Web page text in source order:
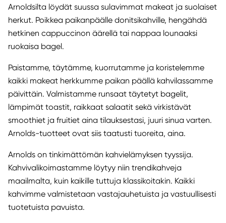
Arnoldsilta löydät suussa sulavimmat makeat ja suolaiset
herkut. Poikkea paikanpäälle donitsikahville, hengähdä
hetkinen cappuccinon äärellä tai nappaa lounaaksi
ruokaisa bagel.
Paistamme, täytämme, kuorrutamme ja koristelemme
kaikki makeat herkkumme paikan päällä kahvilassamme
päivittäin. Valmistamme runsaat täytetyt bagelit,
lämpimät toastit, raikkaat salaatit sekä virkistävät
smoothiet ja fruitiet aina tilauksestasi, juuri sinua varten.
Arnolds-tuotteet ovat siis taatusti tuoreita, aina.
Arnolds on tinkimättömän kahvielämyksen tyyssija.
Kahvivalikoimastamme löytyy niin trendikahveja
maailmalta, kuin kaikille tuttuja klassikoitakin. Kaikki
kahvimme valmistetaan vastajauhetuista ja vastuullisesti
tuotetuista pavuista.